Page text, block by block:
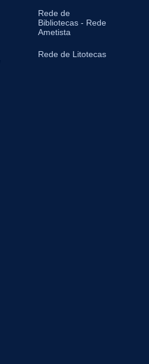
Rede de
Bibliotecas - Rede
Ametista
Rede de Litotecas